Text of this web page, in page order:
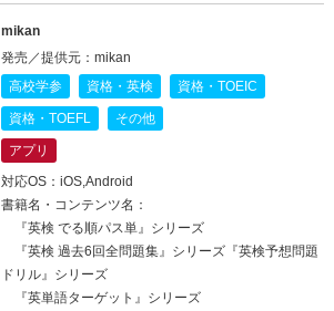
mikan
発売／提供元：mikan
高校学参
資格・英検 資格・TOEIC
資格・TOEFL その他
アプリ
対応OS：iOS,Android
書籍名・コンテンツ名：
『英検 でる順パス単』シリーズ
『英検 過去6回全問題集』シリーズ『英検予想問題
ドリル』シリーズ
『英単語ターゲット』シリーズ